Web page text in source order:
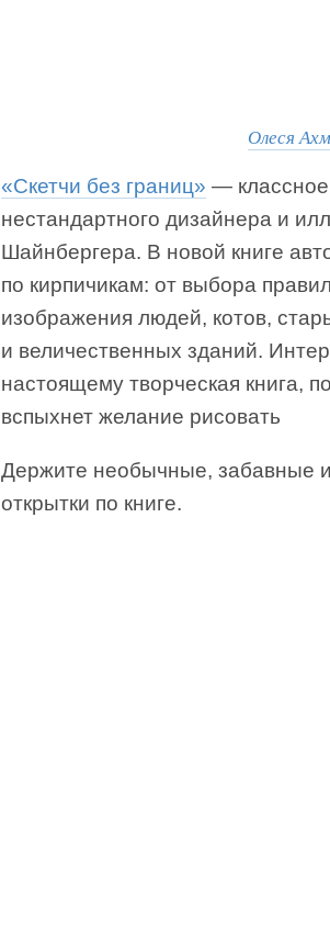
Олеся
«Скетчи без границ» — классное
нестандартного дизайнера и
Шайнбергера. В новой книге
по кирпичикам: от выбора
изображения людей, котов,
и величественных зданий.
настоящему творческая книга,
вспыхнет желание рисовать
Держите необычные, забавные
открытки по книге.